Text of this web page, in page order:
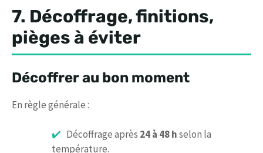
7. Décoffrage, finitions,
pièges à éviter
Décoffrer au bon moment
En règle générale :
Décoffrage après 24 à 48 hselon la
température.